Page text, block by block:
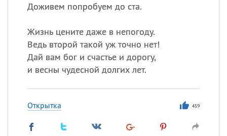
Доживем попробуем до ста.
Жизнь цените даже в непогоду.
Ведь второй такой уж точно нет!
Дай вам бог и счастье и дорогу,
и весны чудесной долгих лет.
Открытка 459